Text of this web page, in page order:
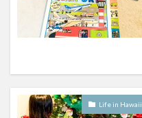
Life in Hawaii